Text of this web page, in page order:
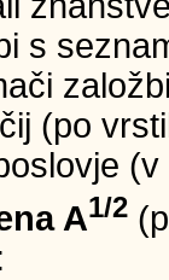
s
(po
A1/2